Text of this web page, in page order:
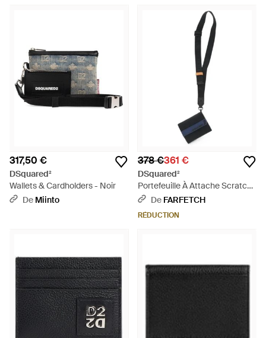
317,50 €
DSquared²
Wallets & Cardholders - Noir
De Miinto
378 €361 €
DSquared²
Portefeuille À Attache Scratch
À Patch Logo - Blanc
De FARFETCH
RÉDUCTION